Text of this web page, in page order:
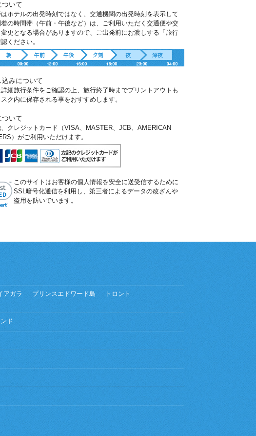
いて
ホテルの出発時刻ではなく、交通機関の出発時刻を表示して
の時間帯（午前・午後など）は、ご利用いただく交通便や交
更となる場合がありますので、ご出発前にお渡しする「旅行
ください。
みについて
細旅行条件をご確認の上、旅行終了時までプリントアウトも
ク内に保存される事をおすすめします。
いて
クレジットカード（VISA、MASTER、JCB、AMERICAN
）がご利用いただけます。
このサイトはお客様の個人情報を安全に送受信するために
SSL暗号化通信を利用し、第三者によるデータの改ざんや
盗用を防いでいます。
アガラ プリンスエドワード島
トロント
ド